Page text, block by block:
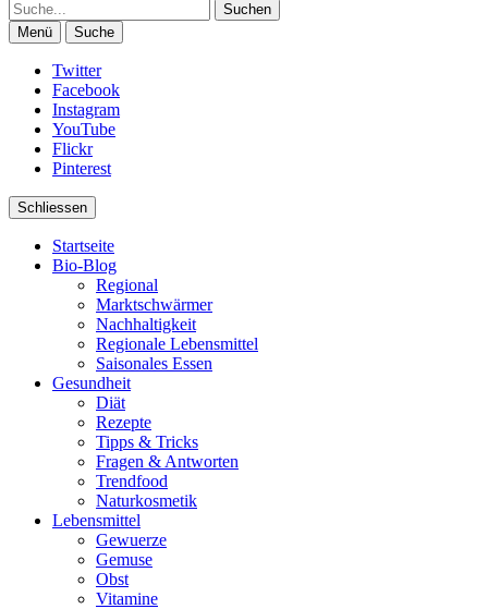
Suche
Menü Suche
Goldpfeil Blog
Twitter
Facebook
Instagram
YouTube
Flickr
Pinterest
Schliessen
Startseite
Bio-Blog
Regional
Marktschwärmer
Nachhaltigkeit
Regionale Lebensmittel
Saisonales Essen
Gesundheit
Diät
Rezepte
Tipps & Tricks
Fragen & Antworten
Trendfood
Naturkosmetik
Lebensmittel
Gewuerze
Gemuse
Obst
Vitamine